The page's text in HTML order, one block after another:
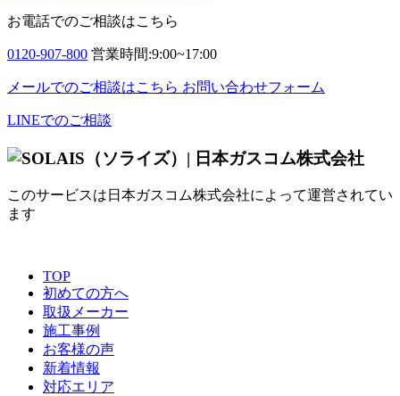
お電話でのご相談はこちら
0120-907-800 営業時間:9:00~17:00
メールでのご相談はこちら お問い合わせフォーム
LINEでのご相談
このサービスは日本ガスコム株式会社によって運営されてい
ます
TOP
初めての方へ
取扱メーカー
施工事例
お客様の声
新着情報
対応エリア